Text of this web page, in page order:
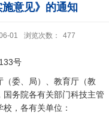
意见》的通知
01 浏览次数： 477
号
委、局）、教育厅（教
务院各有关部门科技主管
，各有关单位：